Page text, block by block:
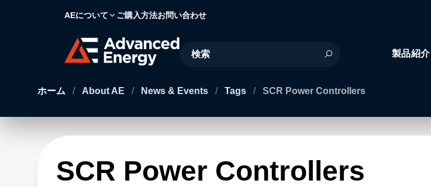
AEについて ご購入方法お問い合わせ
Site Search
製品紹介
ホーム / About AE / News & Events / Tags / SCR Power Controllers
SCR Power Controllers